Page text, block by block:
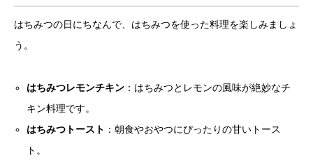
はちみつの日にちなんで、はちみつを使った料理を楽しみましょ
う。
はちみつレモンチキン ：はちみつとレモンの風味が絶妙なチ
キン料理です。
はちみつトースト ：朝食やおやつにぴったりの甘いトース
ト。